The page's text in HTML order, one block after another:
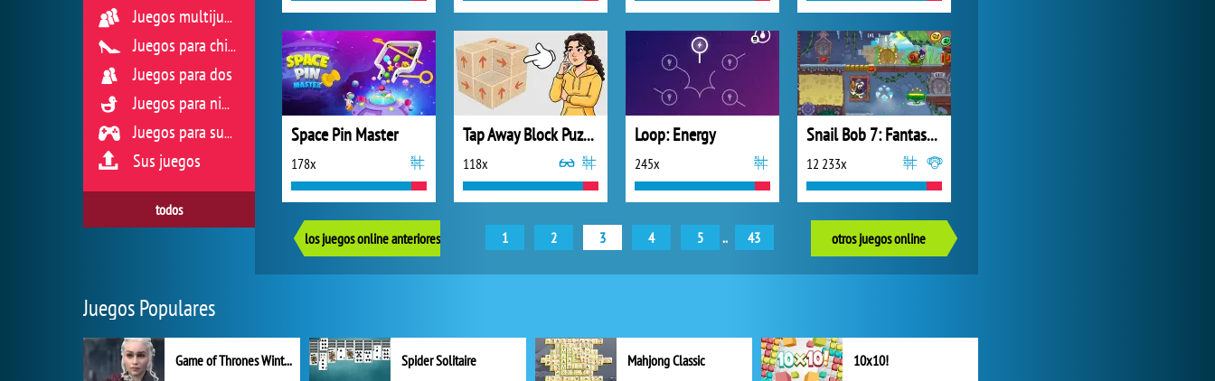
Space Pin Master
178x
Tap Away Block Puzzle 3D
118x
Loop: Energy
245x
Snail Bob 7: Fantasy Story
12 233x
los juegos online anteriores 1 2 3 4 5 .. 43 otros juegos online
Juegos multijugador
Juegos para chicas
Juegos para dos
Juegos para niños
Juegos para sus reflejos
Sus juegos
todos
Juegos Populares
Game of Thrones Winter is Coming Spider Solitaire Mahjong Classic 10x10!